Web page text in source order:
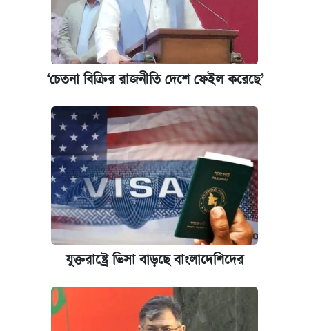
‘চেতনা বিক্রির রাজনীতি দেশে ফেইল করেছে’
যুক্তরাষ্ট্রে ভিসা বাড়ছে বাংলাদেশিদের